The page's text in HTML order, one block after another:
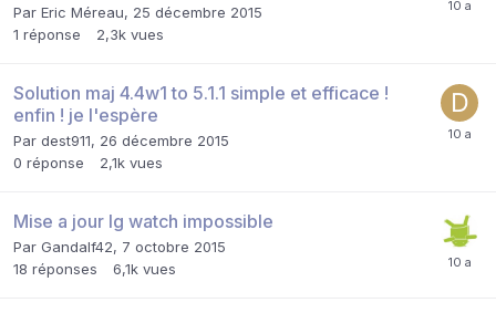
Par Eric Méreau, 25 décembre 2015
1 réponse 2,3k vues
Solution maj 4.4w1 to 5.1.1 simple et efficace !
enfin ! je l'espère
Par dest911, 26 décembre 2015
0 réponse 2,1k vues
Mise a jour lg watch impossible
Par Gandalf42, 7 octobre 2015
18 réponses 6,1k vues